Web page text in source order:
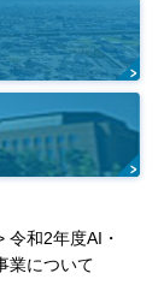
令和2年度AI・
業について